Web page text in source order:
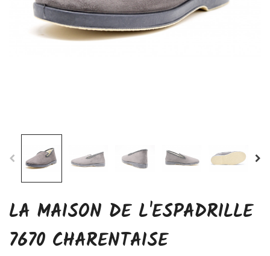
LA MAISON DE L'ESPADRILLE
7670 CHARENTAISE